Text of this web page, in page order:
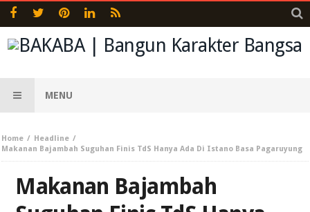
MENU
Home
Headline
Makanan Bajambah Suguhan Finis TdS Hanya Ada Di Istano Basa Pagaruyung
Makanan Bajambah